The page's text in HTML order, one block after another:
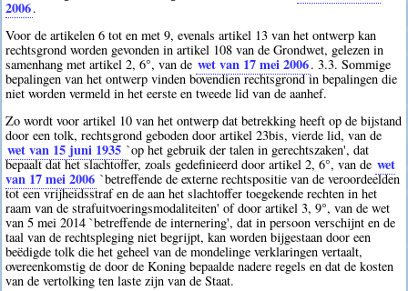
2006.
Voor de artikelen 6 tot en met 9, evenals artikel 13 van het ontwerp kan
rechtsgrond worden gevonden in artikel 108 van de Grondwet, gelezen in
samenhang met artikel 2, 6°, van de wet van 17 mei 2006. 3.3. Sommige
bepalingen van het ontwerp vinden bovendien rechtsgrond in bepalingen die
niet worden vermeld in het eerste en tweede lid van de aanhef.
Zo wordt voor artikel 10 van het ontwerp dat betrekking heeft op de bijstand
door een tolk, rechtsgrond geboden door artikel 23bis, vierde lid, van de
wet van 15 juni 1935 `op het gebruik der talen in gerechtszaken', dat
bepaalt dat het slachtoffer, zoals gedefinieerd door artikel 2, 6°, van de wet
van 17 mei 2006 `betreffende de externe rechtspositie van de veroordeelden
tot een vrijheidsstraf en de aan het slachtoffer toegekende rechten in het
raam van de strafuitvoeringsmodaliteiten' of door artikel 3, 9°, van de wet
van 5 mei 2014 `betreffende de internering', dat in persoon verschijnt en de
taal van de rechtspleging niet begrijpt, kan worden bijgestaan door een
beëdigde tolk die het geheel van de mondelinge verklaringen vertaalt,
overeenkomstig de door de Koning bepaalde nadere regels en dat de kosten
van de vertolking ten laste zijn van de Staat.